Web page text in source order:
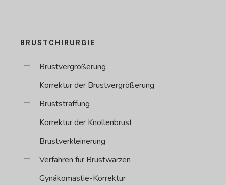
BRUSTCHIRURGIE
Brustvergrößerung
Korrektur der Brustvergrößerung
Bruststraffung
Korrektur der Knollenbrust
Brustverkleinerung
Verfahren für Brustwarzen
Gynäkomastie-Korrektur